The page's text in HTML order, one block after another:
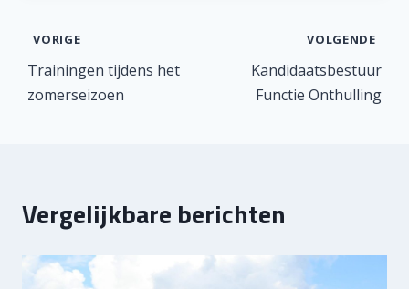
Bericht
navigatie
VORIGE
Trainingen tijdens het
zomerseizoen
VOLGENDE
Kandidaatsbestuur
Functie Onthulling
Vergelijkbare berichten